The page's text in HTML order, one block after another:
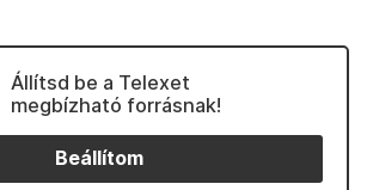
Állítsd be a Telexet
megbízható forrásnak!
Beállítom